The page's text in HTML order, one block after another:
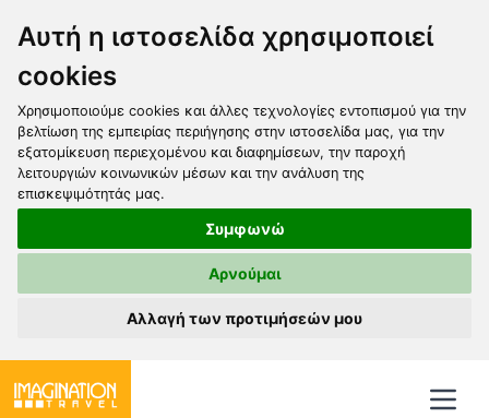
Αυτή η ιστοσελίδα χρησιμοποιεί
cookies
Χρησιμοποιούμε cookies και άλλες τεχνολογίες εντοπισμού για την
βελτίωση της εμπειρίας περιήγησης στην ιστοσελίδα μας, για την
εξατομίκευση περιεχομένου και διαφημίσεων, την παροχή
λειτουργιών κοινωνικών μέσων και την ανάλυση της
επισκεψιμότητάς μας.
Συμφωνώ
Αρνούμαι
Αλλαγή των προτιμήσεών μου